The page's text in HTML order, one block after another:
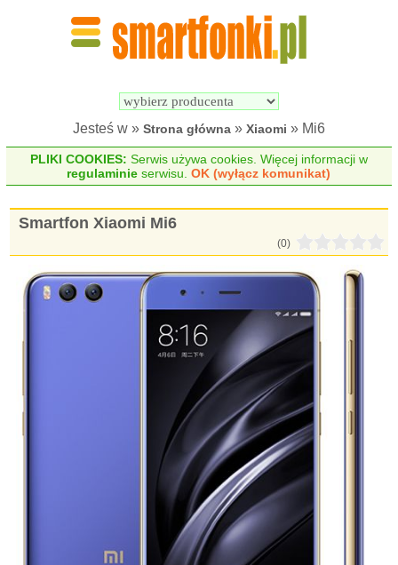
Jesteś w » Strona główna » Xiaomi » Mi6
PLIKI COOKIES: Serwis używa cookies. Więcej informacji w
regulaminie serwisu.OK (wyłącz komunikat)
Smartfon Xiaomi Mi6
(0)